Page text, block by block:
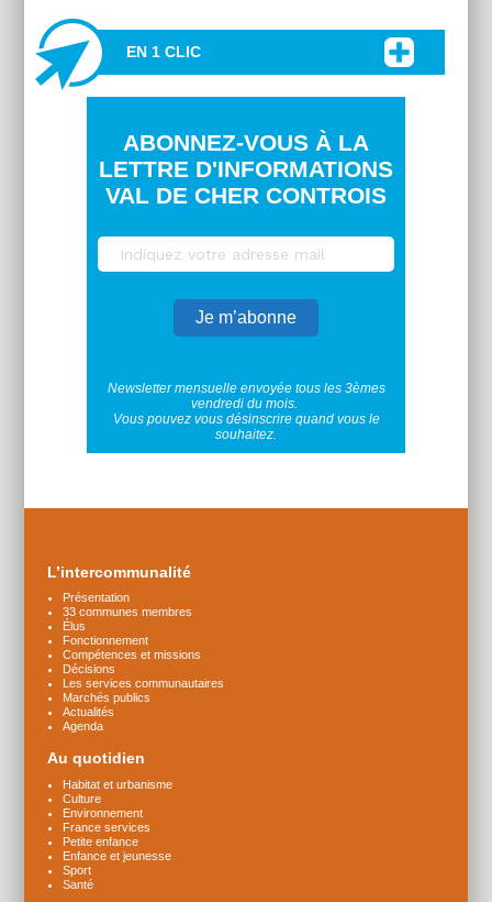
EN 1 CLIC
ABONNEZ-VOUS À LA
LETTRE D'INFORMATIONS
VAL DE CHER CONTROIS
Newsletter mensuelle envoyée tous les 3èmes
vendredi du mois.
Vous pouvez vous désinscrire quand vous le
souhaitez.
L’intercommunalité
Présentation
33 communes membres
Élus
Fonctionnement
Compétences et missions
Décisions
Les services communautaires
Marchés publics
Actualités
Agenda
Au quotidien
Habitat et urbanisme
Culture
Environnement
France services
Petite enfance
Enfance et jeunesse
Sport
Santé